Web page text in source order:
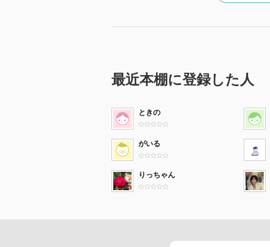
最近本棚に登録した人
ときの
がいる
りっちゃん